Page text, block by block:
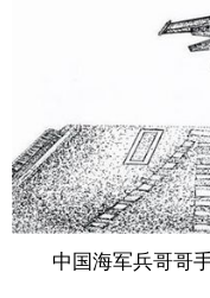
中国海军兵哥哥手